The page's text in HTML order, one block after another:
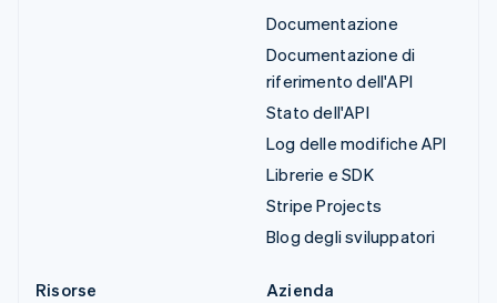
Documentazione
Documentazione di
riferimento dell'API
Stato dell'API
Log delle modifiche API
Librerie e SDK
Stripe Projects
Blog degli sviluppatori
Risorse
Azienda